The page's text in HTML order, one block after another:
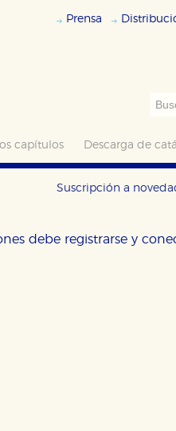
Prensa
capítulos Descarga de
Suscripción a
debe registrarse y